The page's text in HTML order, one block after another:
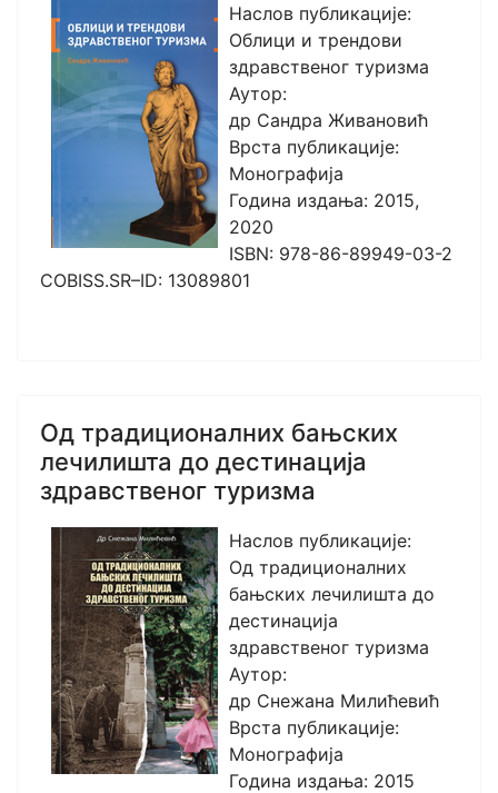
Наслов публикације:
Облици и трендови
здравственог туризма
Аутор:
др Сандра Живановић
Врста публикације:
Монографија
Година издања: 2015,
2020
ISBN: 978-86-89949-03-2
COBISS.SR–ID: 13089801
Од традиционалних бањских
лечилишта до дестинација
здравственог туризма
Наслов публикације:
Од традиционалних
бањских лечилишта до
дестинација
здравственог туризма
Аутор:
др Снежана Милићевић
Врста публикације:
Монографија
Година издања: 2015